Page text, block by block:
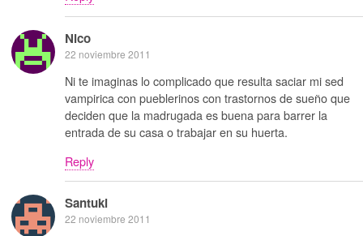
Nico
22 noviembre 2011
Ni te imaginas lo complicado que resulta saciar mi sed
vampirica con pueblerinos con trastornos de sueño que
deciden que la madrugada es buena para barrer la
entrada de su casa o trabajar en su huerta.
Reply
Santuki
22 noviembre 2011